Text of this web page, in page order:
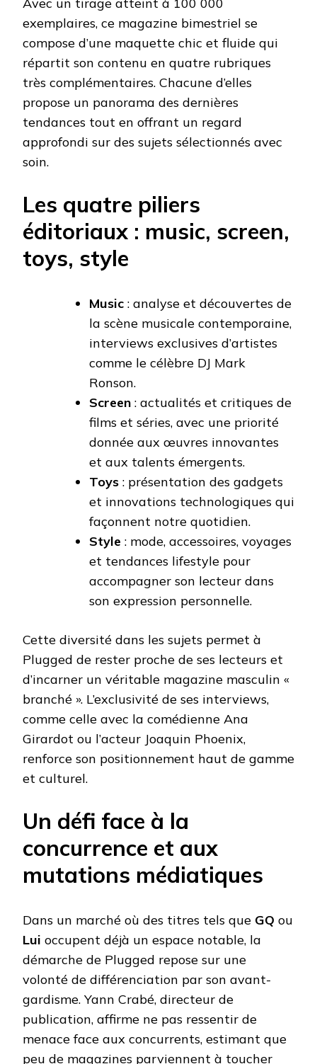
Avec un tirage atteint à 100 000
exemplaires, ce magazine bimestriel se
compose d’une maquette chic et fluide qui
répartit son contenu en quatre rubriques
très complémentaires. Chacune d’elles
propose un panorama des dernières
tendances tout en offrant un regard
approfondi sur des sujets sélectionnés avec
soin.
Les quatre piliers
éditoriaux : music, screen,
toys, style
Music : analyse et découvertes de
la scène musicale contemporaine,
interviews exclusives d’artistes
comme le célèbre DJ Mark
Ronson.
Screen : actualités et critiques de
films et séries, avec une priorité
donnée aux œuvres innovantes
et aux talents émergents.
Toys : présentation des gadgets
et innovations technologiques qui
façonnent notre quotidien.
Style : mode, accessoires, voyages
et tendances lifestyle pour
accompagner son lecteur dans
son expression personnelle.
Cette diversité dans les sujets permet à
Plugged de rester proche de ses lecteurs et
d’incarner un véritable magazine masculin «
branché ». L’exclusivité de ses interviews,
comme celle avec la comédienne Ana
Girardot ou l’acteur Joaquin Phoenix,
renforce son positionnement haut de gamme
et culturel.
Un défi face à la
concurrence et aux
mutations médiatiques
Dans un marché où des titres tels que GQ ou
Lui occupent déjà un espace notable, la
démarche de Plugged repose sur une
volonté de différenciation par son avant-
gardisme. Yann Crabé, directeur de
publication, affirme ne pas ressentir de
menace face aux concurrents, estimant que
peu de magazines parviennent à toucher